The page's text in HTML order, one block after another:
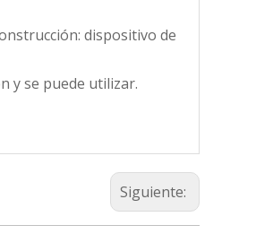
dispositivo de
y se puede utilizar.
Siguiente: